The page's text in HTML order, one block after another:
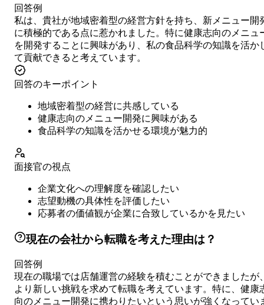
回答例
私は、貴社が地域密着型の経営方針を持ち、新メニュー開
に積極的である点に惹かれました。特に健康志向のメニュ
を開発することに興味があり、私の食品科学の知識を活か
て貢献できると考えています。
回答のキーポイント
地域密着型の経営に共感している
健康志向のメニュー開発に興味がある
食品科学の知識を活かせる環境が魅力的
面接官の視点
企業文化への理解度を確認したい
志望動機の具体性を評価したい
応募者の価値観が企業に合致しているかを見たい
現在の会社から転職を考えた理由は？
回答例
現在の職場では店舗運営の経験を積むことができましたが
より新しい挑戦を求めて転職を考えています。特に、健康
向のメニュー開発に携わりたいという思いが強くなってい